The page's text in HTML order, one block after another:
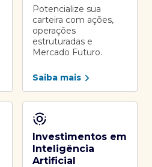
Potencialize sua
carteira com ações,
operações
estruturadas e
Mercado Futuro.
Saiba mais
Investimentos em
Inteligência
Artificial